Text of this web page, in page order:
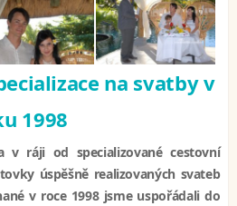
na svatby v
1998
v ráji od specializované cestovní
úspěšně realizovaných svateb
v roce 1998 jsme uspořádali do